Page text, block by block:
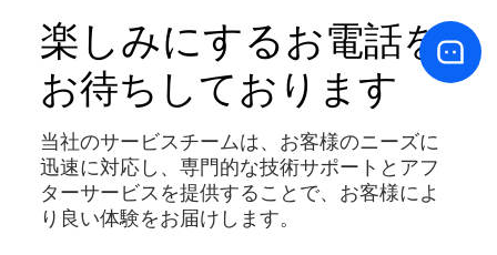
楽しみにするお電話を
お待ちしております
当社のサービスチームは、お客様のニーズに
迅速に対応し、専門的な技術サポートとアフ
ターサービスを提供することで、お客様によ
り良い体験をお届けします。